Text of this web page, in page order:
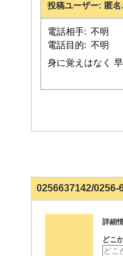
投稿ユーザー: 匿名
電話相手: 不明
電話目的: 不明
身に覚えはなく
0256637142/0256-
詳細
どこ